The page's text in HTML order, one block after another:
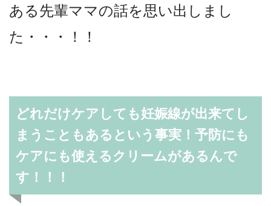
ある先輩ママの話を思い出しまし
た・・・！！
どれだけケアしても妊娠線が出来てし
まうこともあるという事実！予防にも
ケアにも使えるクリームがあるんで
す！！！